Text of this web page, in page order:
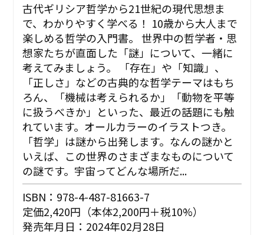
古代ギリシア哲学から21世紀の現代思想ま
で、わかりやすく学べる！ 10歳から大人まで
楽しめる哲学の入門書。 世界中の哲学者・思
想家たちが直面した「謎」について、一緒に
考えてみましょう。 「存在」や「知識」、
「正しさ」などの古典的な哲学テーマはもち
ろん、「機械は考えられるか」「動物を平等
に扱うべきか」といった、最近の話題にも触
れています。オールカラーのイラストつき。
「哲学」は謎から出発します。なんの謎かと
いえば、この世界のさまざまなものについて
の謎です。宇宙ってどんな場所だ...
ISBN：978-4-487-81663-7
定価2,420円（本体2,200円＋税10%）
発売年月日：2024年02月28日